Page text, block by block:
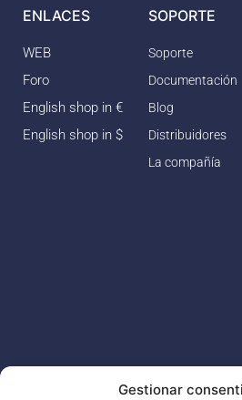
Gestionar
ENLACES
WEB
Foro
English shop in €
English shop in $
SOPORTE
Soporte
Documentación
Blog
Distribuidores
La compañía